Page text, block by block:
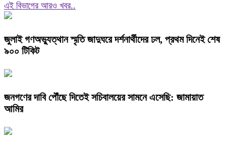
এই বিভাগের আরও খবর..
জুলাই গণঅভ্যুত্থান স্মৃতি জাদুঘরে দর্শনার্থীদের ঢল, প্রথম দিনেই শেষ
৯০০ টিকিট
জনগণের দাবি পৌঁছে দিতেই সচিবালয়ের সামনে এসেছি: জামায়াত
আমির